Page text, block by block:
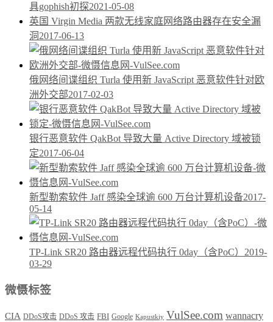
具gophish初探2021-05-08
英国 Virgin Media 两款无线家庭网络路由器存在安全漏
洞 2017-06-13
俄网络间谍组织 Turla 使用新 JavaScript 恶意软件针对欧
洲外交部2017-02-03
银行恶意软件 QakBot 导致大量 Active Directory 域被锁
定2017-06-04
新型勒索软件 Jaff 感染全球逾 600 万台计算机设备2017-
05-14
TP-Link SR20 路由器远程代码执行 0day（含PoC） 2019-
03-29
微慑标签
CIA DDoS攻击 DDoS 攻击 FBI Google Kapustkiy VulSee.com wannacry